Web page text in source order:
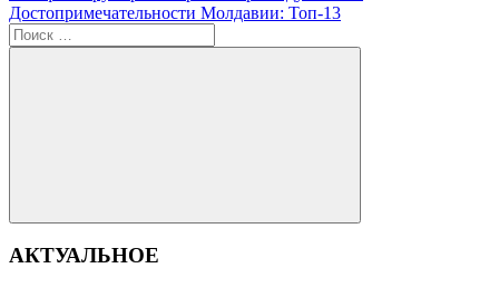
по
записям
запись:
Следующая
запись:
Достопримечательности Молдавии: Топ-13
Поиск
для:
Поиск
АКТУАЛЬНОЕ